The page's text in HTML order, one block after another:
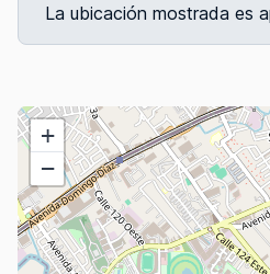
La ubicación mostrada es
+
−